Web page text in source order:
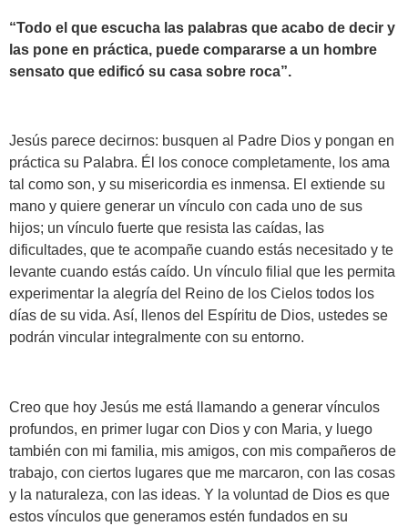
“Todo el que escucha las palabras que acabo de decir y
las pone en práctica, puede compararse a un hombre
sensato que edificó su casa sobre roca”.
Jesús parece decirnos: busquen al Padre Dios y pongan en
práctica su Palabra. Él los conoce completamente, los ama
tal como son, y su misericordia es inmensa. El extiende su
mano y quiere generar un vínculo con cada uno de sus
hijos; un vínculo fuerte que resista las caídas, las
dificultades, que te acompañe cuando estás necesitado y te
levante cuando estás caído. Un vínculo filial que les permita
experimentar la alegría del Reino de los Cielos todos los
días de su vida. Así, llenos del Espíritu de Dios, ustedes se
podrán vincular integralmente con su entorno.
Creo que hoy Jesús me está llamando a generar vínculos
profundos, en primer lugar con Dios y con Maria, y luego
también con mi familia, mis amigos, con mis compañeros de
trabajo, con ciertos lugares que me marcaron, con las cosas
y la naturaleza, con las ideas. Y la voluntad de Dios es que
estos vínculos que generamos estén fundados en su